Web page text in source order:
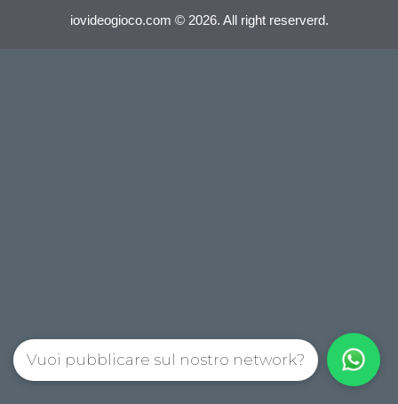
iovideogioco.com © 2026. All right reserverd.
Vuoi pubblicare sul nostro network?